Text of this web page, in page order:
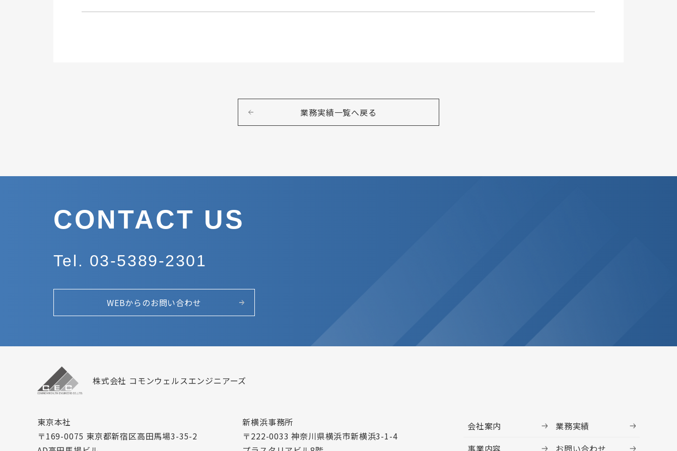
業務実績一覧へ戻る
CONTACT US
Tel. 03-5389-2301
WEBからのお問い合わせ
株式会社 コモンウェルスエンジニアーズ
東京本社
〒169-0075 東京都新宿区高田馬場3-35-2
新横浜事務所
〒222-0033 神奈川県横浜市新横浜3-1-4
会社案内
業務実績